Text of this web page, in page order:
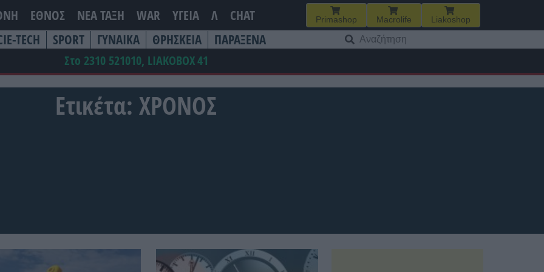
ΕΘΝΟΣ ΝΕΑ ΤΆΞΗ WAR ΥΓΕΙΑ Λ CHAT Primashop Macrolife Liakoshop
TECH SPORT ΓΥΝΑΙΚΑ ΘΡΗΣΚΕΙΑ ΠΑΡΑΞΕΝΑ
για:
Στο 2310 521010, LIAKOBOX41
Ετικέτα: ΧΡΟΝΟΣ